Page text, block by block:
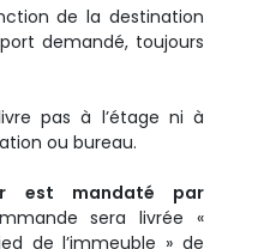
de la destination
demandé, toujours
pas à l’étage ni à
ou bureau.
est mandaté par
sera livrée «
de l’immeuble » de